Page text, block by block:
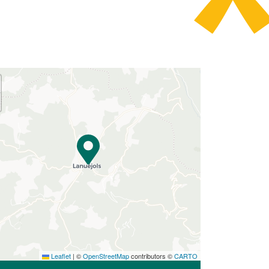
Leaflet | ©OpenStreetMapcontributors ©CARTO